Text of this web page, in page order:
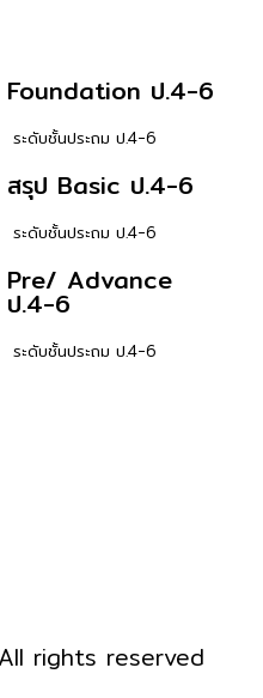
Foundation ป.4-6
ระดับชั้นประถม ป.4-6
สรุป Basic ป.4-6
ระดับชั้นประถม ป.4-6
Pre/ Advance
ป.4-6
ระดับชั้นประถม ป.4-6
rights reserved